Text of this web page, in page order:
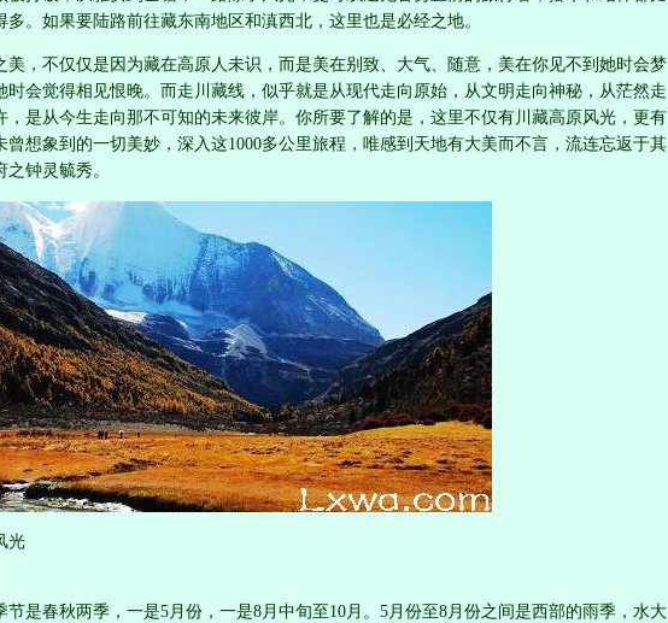
多。如果要陆路前往藏东南地区和滇西北，这里也是必经之地。
美，不仅仅是因为藏在高原人未识，而是美在别致、大气、随意，美在你见不到她时会梦
时会觉得相见恨晚。而走川藏线，似乎就是从现代走向原始，从文明走向神秘，从茫然走
，是从今生走向那不可知的未来彼岸。你所要了解的是，这里不仅有川藏高原风光，更有
曾想象到的一切美妙，深入这1000多公里旅程，唯感到天地有大美而不言，流连忘返于其
钟灵毓秀。
光
节是春秋两季，一是5月份，一是8月中旬至10月。5月份至8月份之间是西部的雨季，水大